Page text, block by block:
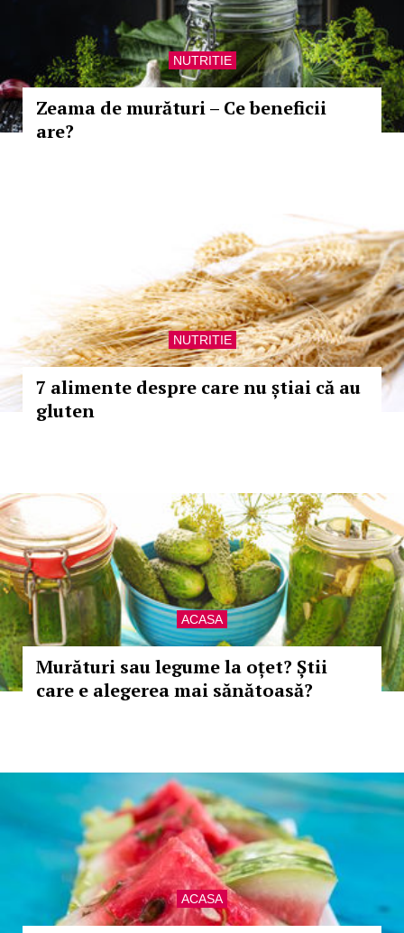
NUTRITIE
Zeama de murături – Ce beneficii
are?
NUTRITIE
7 alimente despre care nu știai că au
gluten
ACASA
Murături sau legume la oțet? Știi
care e alegerea mai sănătoasă?
ACASA